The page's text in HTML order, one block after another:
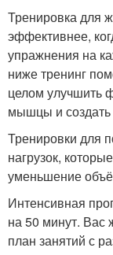
Тренировка для
эффективнее,
упражнения на
ниже тренинг
целом улучшить
мышцы и создать
Тренировки для
нагрузок,
уменьшение
Интенсивная
на 50 минут. Вас
план занятий с